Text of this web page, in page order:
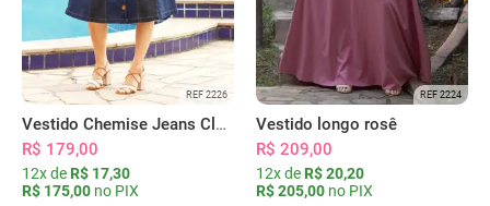
REF 2226
Vestido Chemise Jeans Clássica Serena
R$ 179,00
12x de R$ 17,30
R$ 175,00 no PIX
REF 2224
Vestido longo rosê
R$ 209,00
12x de R$ 20,20
R$ 205,00 no PIX